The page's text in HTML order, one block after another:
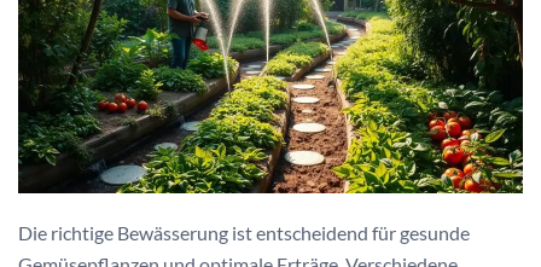
Die richtige Bewässerung ist entscheidend für gesunde